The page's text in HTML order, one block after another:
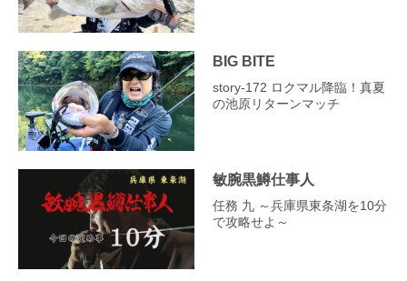
BIG BITE
story‐172 ロクマル降臨！真夏
の池原リターンマッチ
敏腕黒鱒仕事人
任務 九 ～兵庫県東条湖を10分
で攻略せよ～